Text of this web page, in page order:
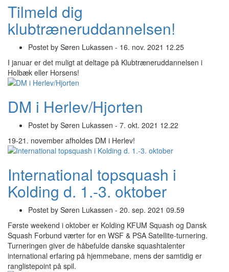
Tilmeld dig
klubtræneruddannelsen!
Postet by Søren Lukassen - 16. nov. 2021 12.25
I januar er det muligt at deltage på Klubtræneruddannelsen i
Holbæk eller Horsens!
DM i Herlev/Hjorten
Postet by Søren Lukassen - 7. okt. 2021 12.22
19-21. november afholdes DM i Herlev!
International topsquash i
Kolding d. 1.-3. oktober
Postet by Søren Lukassen - 20. sep. 2021 09.59
Første weekend i oktober er Kolding KFUM Squash og Dansk
Squash Forbund værter for en WSF & PSA Satellite-turnering.
Turneringen giver de håbefulde danske squashtalenter
international erfaring på hjemmebane, mens der samtidig er
ranglistepoint på spil.